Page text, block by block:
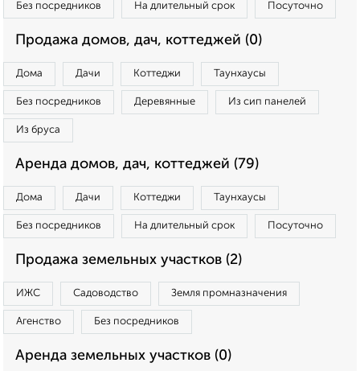
Без посредников На длительный срок Посуточно
Продажа домов, дач, коттеджей (0)
Дома Дачи Коттеджи Таунхаусы
Без посредников Деревянные Из сип панелей
Из бруса
Аренда домов, дач, коттеджей (79)
Дома Дачи Коттеджи Таунхаусы
Без посредников На длительный срок Посуточно
Продажа земельных участков (2)
ИЖС Садоводство Земля промназначения
Агенство Без посредников
Аренда земельных участков (0)